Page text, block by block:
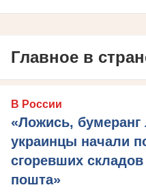
Главное в
В России
«Ложись,
украинцы начали
сгоревших
пошта»